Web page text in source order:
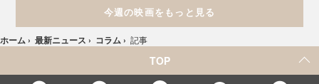
今週の映画をもっと見る
ホーム › 最新ニュース › コラム › 記事
TOP